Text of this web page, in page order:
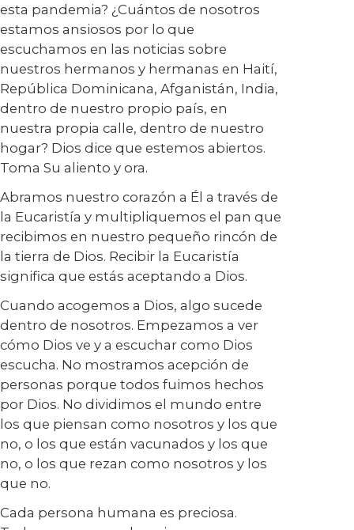
esta pandemia? ¿Cuántos de nosotros
estamos ansiosos por lo que
escuchamos en las noticias sobre
nuestros hermanos y hermanas en Haití,
República Dominicana, Afganistán, India,
dentro de nuestro propio país, en
nuestra propia calle, dentro de nuestro
hogar? Dios dice que estemos abiertos.
Toma Su aliento y ora.
Abramos nuestro corazón a Él a través de
la Eucaristía y multipliquemos el pan que
recibimos en nuestro pequeño rincón de
la tierra de Dios. Recibir la Eucaristía
significa que estás aceptando a Dios.
Cuando acogemos a Dios, algo sucede
dentro de nosotros. Empezamos a ver
cómo Dios ve y a escuchar como Dios
escucha. No mostramos acepción de
personas porque todos fuimos hechos
por Dios. No dividimos el mundo entre
los que piensan como nosotros y los que
no, o los que están vacunados y los que
no, o los que rezan como nosotros y los
que no.
Cada persona humana es preciosa.